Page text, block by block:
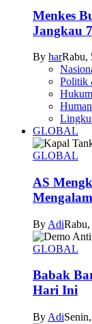
Menkes
Jangkau
By harRabu,
Politik
Hukum
GLOBAL
GLOBAL
AS
By Adi
GLOBAL
Babak
Hari Ini
By Adi